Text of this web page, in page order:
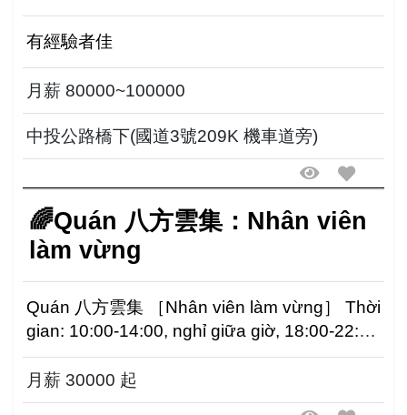
有經驗者佳
月薪 80000~100000
中投公路橋下(國道3號209K 機車道旁)
🌈Quán 八方雲集：Nhân viên
làm vừng
Quán 八方雲集 ［Nhân viên làm vừng］ Thời
gian: 10:00-14:00, nghỉ giữa giờ, 18:00-22:00
Lương 30000...
月薪 30000 起